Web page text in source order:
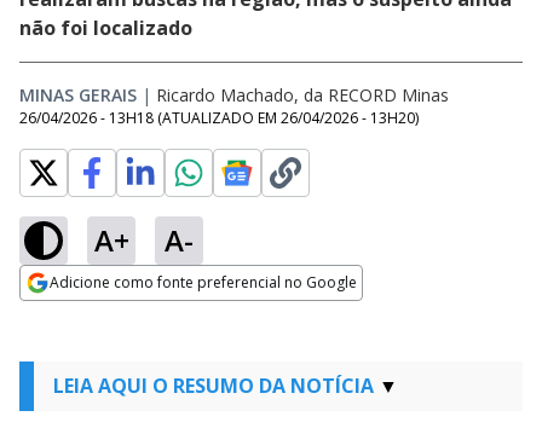
não foi localizado
MINAS GERAIS | Ricardo Machado, da RECORD Minas
26/04/2026 - 13H18 (ATUALIZADO EM 26/04/2026 - 13H20)
A+ A-
Adicione como fonte preferencial no Google
LEIA AQUI O RESUMO DA NOTÍCIA